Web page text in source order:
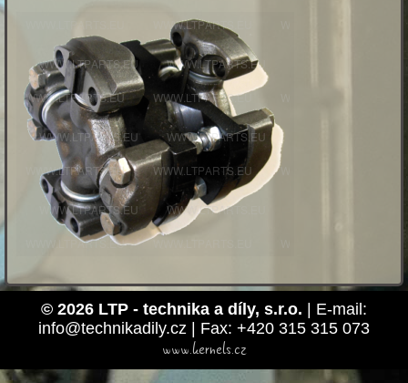
© 2026 LTP - technika a díly, s.r.o. | E-mail:
info@technikadily.cz | Fax: +420 315 315 073
www.kernels.cz